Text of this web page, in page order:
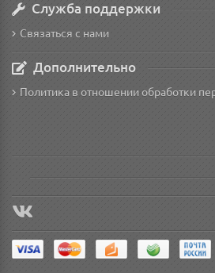
Служба поддержки
Связаться с нами
Дополнительно
Политика в отношении обработки